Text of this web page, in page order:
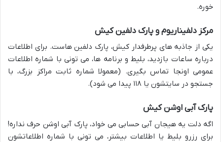
خوره.
مرکز دلفیناریوم و پارک دلفین کیش
یکی از جاذبه های پرطرفدار کیش، پارک دلفین هاست. برای اطلاعات
درباره ساعات بازدید، بلیط و برنامه ها، می تونی با شماره اطلاعات
عمومی اونجا تماس بگیری. (معمولا شماره ثابت مراکز بزرگ، با
جستجو در سایتشون یا ۱۱۸ پیدا می شود).
پارک آبی اوشن کیش
اگه دلت یه هیجان آبی حسابی می خواد، پارک آبی اوشن حرف نداره!
برای رزرو بلیط یا اطلاعات بیشتر، می تونی با شماره اطلاعاتشون